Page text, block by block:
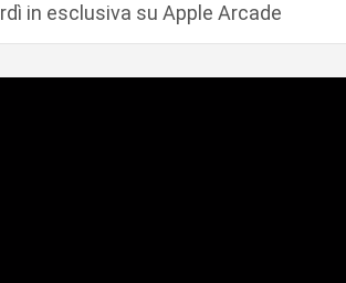
in esclusiva su Apple Arcade